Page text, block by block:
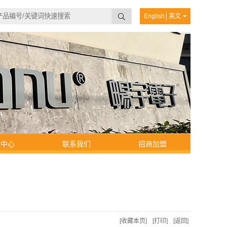
English│英文
心 联系我们 招商加盟
[收藏本页] [打印] [返回]